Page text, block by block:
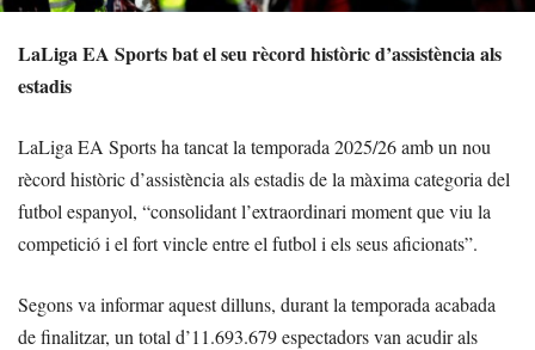
LaLiga EA Sports bat el seu rècord històric d’assistència als
estadis
LaLiga EA Sports ha tancat la temporada 2025/26 amb un nou
rècord històric d’assistència als estadis de la màxima categoria del
futbol espanyol, “consolidant l’extraordinari moment que viu la
competició i el fort vincle entre el futbol i els seus aficionats”.
Segons va informar aquest dilluns, durant la temporada acabada
de finalitzar, un total d’11.693.679 espectadors van acudir als